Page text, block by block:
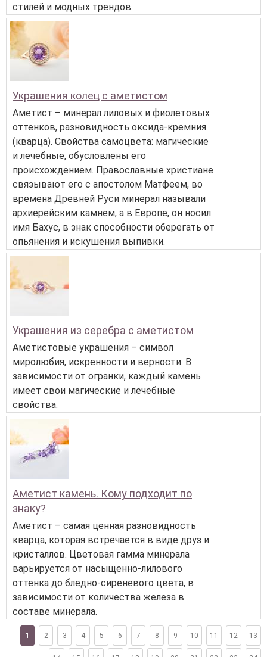
стилей и модных трендов.
Украшения колец с аметистом
Аметист – минерал лиловых и фиолетовых
оттенков, разновидность оксида-кремния
(кварца). Свойства самоцвета: магические
и лечебные, обусловлены его
происхождением. Православные христиане
связывают его с апостолом Матфеем, во
времена Древней Руси минерал называли
архиерейским камнем, а в Европе, он носил
имя Бахус, в знак способности оберегать от
опьянения и искушения выпивки.
Украшения из серебра с аметистом
Аметистовые украшения – символ
миролюбия, искренности и верности. В
зависимости от огранки, каждый камень
имеет свои магические и лечебные
свойства.
Аметист камень. Кому подходит по
знаку?
Аметист – самая ценная разновидность
кварца, которая встречается в виде друз и
кристаллов. Цветовая гамма минерала
варьируется от насыщенно-лилового
оттенка до бледно-сиреневого цвета, в
зависимости от количества железа в
составе минерала.
1 2 3 4 5 6 7 8 9 10 11 12 13